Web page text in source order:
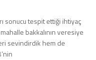
sonucu tespit ettiği ihtiyaç
bakkalının veresiye
sevindirdik hem de